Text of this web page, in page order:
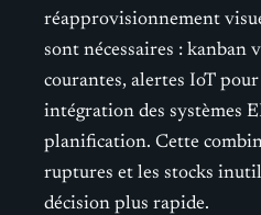
réapprovisionnement
sont nécessaires : kanban
courantes, alertes IoT
intégration des systèmes
planification. Cette
ruptures et les stocks
décision plus rapide.